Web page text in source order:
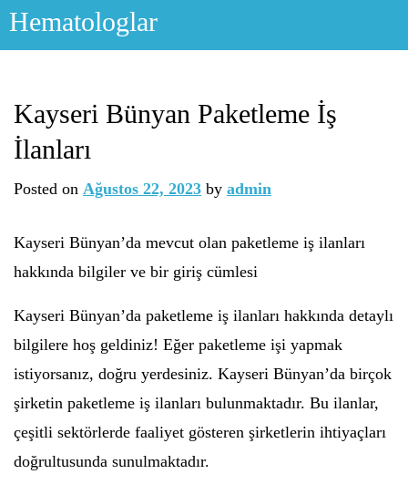
Skip
Hematologlar
Kayseri Bünyan Paketleme İş
İlanları
Posted on Ağustos 22, 2023 by admin
Kayseri Bünyan’da mevcut olan paketleme iş ilanları
hakkında bilgiler ve bir giriş cümlesi
Kayseri Bünyan’da paketleme iş ilanları hakkında detaylı
bilgilere hoş geldiniz! Eğer paketleme işi yapmak
istiyorsanız, doğru yerdesiniz. Kayseri Bünyan’da birçok
şirketin paketleme iş ilanları bulunmaktadır. Bu ilanlar,
çeşitli sektörlerde faaliyet gösteren şirketlerin ihtiyaçları
doğrultusunda sunulmaktadır.